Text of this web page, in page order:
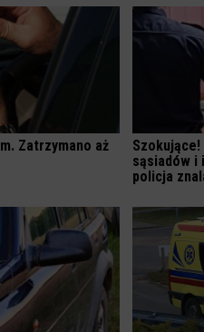
Zatrzymano aż
sąsiadów i
policja